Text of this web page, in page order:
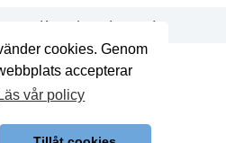
cookies. Genom
accepterar
vår policy
Tillåt cookies
Kontakt Logga in